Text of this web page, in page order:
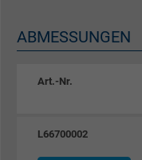
ABMESSUNGEN
Art.-Nr.
L66700002